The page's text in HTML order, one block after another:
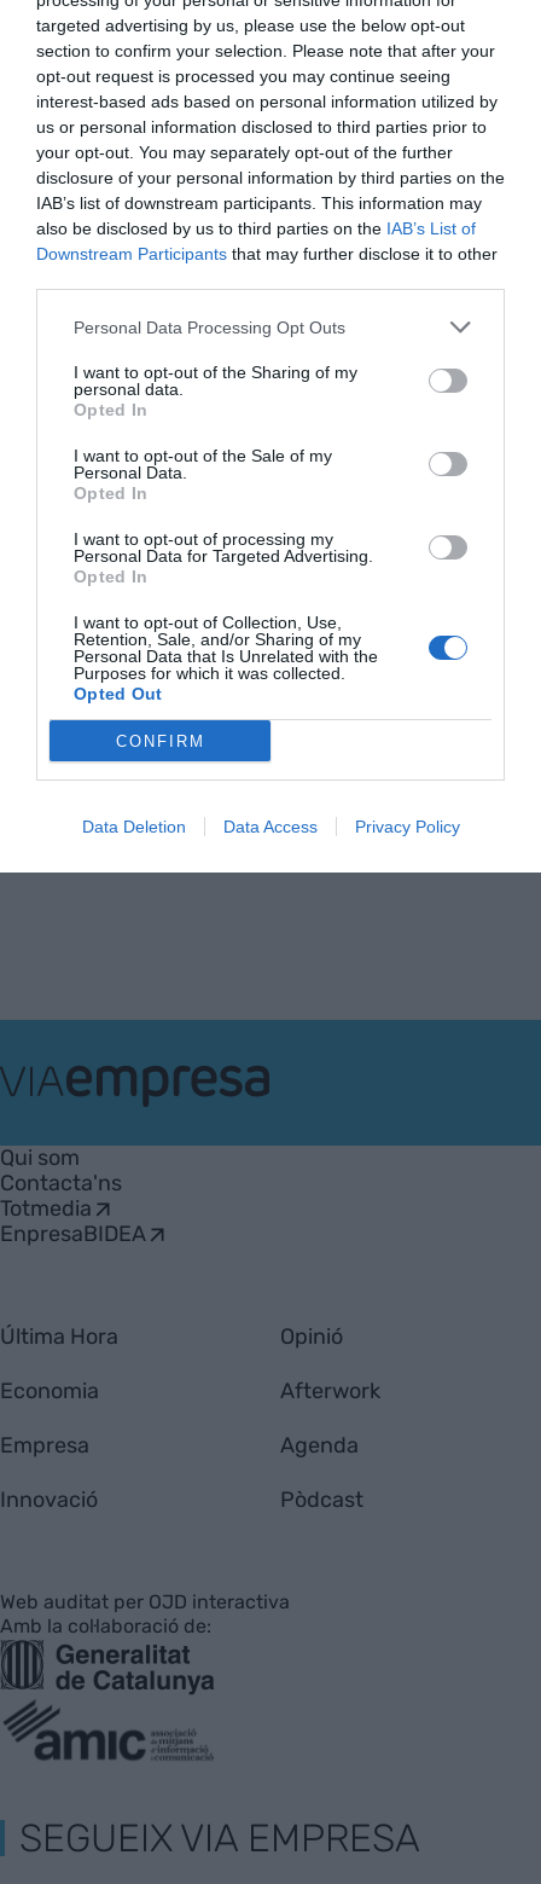
targeted advertising by us, please use the below opt-out
section to confirm your selection. Please note that after your
opt-out request is processed you may continue seeing
interest-based ads based on personal information utilized by
us or personal information disclosed to third parties prior to
your opt-out. You may separately opt-out of the further
disclosure of your personal information by third parties on the
IAB’s list of downstream participants. This information may
also be disclosed by us to third parties on the IAB’s List of
Downstream Participants that may further disclose it to other
Personal Data Processing Opt Outs
I want to opt-out of the Sharing of my
personal data.
Opted In
I want to opt-out of the Sale of my
Personal Data.
Opted In
I want to opt-out of processing my
Personal Data for Targeted Advertising.
Opted In
I want to opt-out of Collection, Use,
Retention, Sale, and/or Sharing of my
Personal Data that Is Unrelated with the
Purposes for which it was collected.
Opted Out
CONFIRM
Data Deletion Data Access Privacy Policy
complexos
11 de juny de 2025
L'ANÀLISI
L'economia de plata: una
gran oportunitat de
creixement
Més PIB, menys benestar
L'hora d’Europa davant els
aranzels de Trump
8 d’abril de 2025
Empresa
Qui som
Contacta'ns
Totmedia
EnpresaBIDEA
Última Hora
Economia
Empresa
Innovació
Opinió
Afterwork
Agenda
Pòdcast
Web auditat per OJD interactiva
Amb la col·laboració de:
SEGUEIX VIA EMPRESA